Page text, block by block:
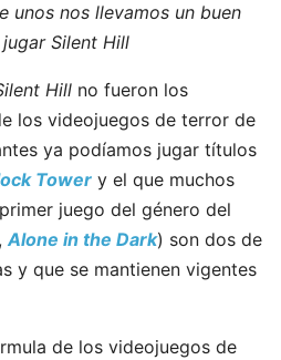
unos nos llevamos un buen
Silent Hill
Hill no fueron los
los videojuegos de terror de
ya podíamos jugar títulos
Tower y el que muchos
juego del género del
Alone in the Dark) son dos de
y que se mantienen vigentes
de los videojuegos de